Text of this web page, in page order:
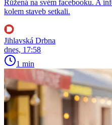
Růžená na svém facebooku. A
kolem staveb setkali.
Jihlavská Drbna
dnes, 17:58
1 min